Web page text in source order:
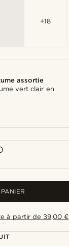
+18
assortie
vert clair en
à partir de 39,00 €